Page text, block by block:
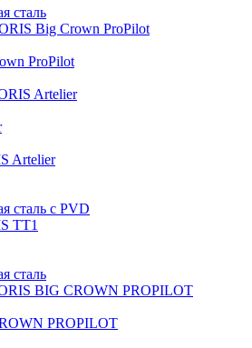
сталь
ProPilot
сталь с PVD
сталь
PROPILOT